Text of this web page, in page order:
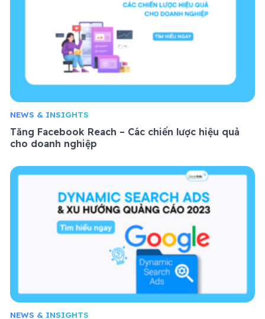
NEWS & INSIGHTS
Tăng Facebook Reach – Các chiến lược hiệu quả
cho doanh nghiệp
NEWS & INSIGHTS